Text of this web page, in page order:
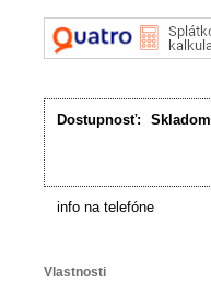
Dostupnosť: Skladom
info na telefóne
Vlastnosti